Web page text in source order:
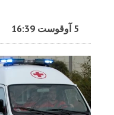
5 آوقوست 16:39